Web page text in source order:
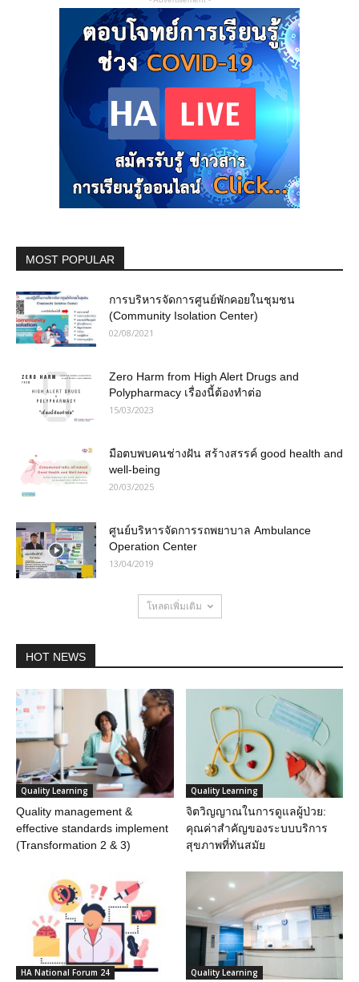
MOST POPULAR
การบริหารจัดการศูนย์พักคอยในชุมชน
(Community Isolation Center)
02/08/2021
Zero Harm from High Alert Drugs and
Polypharmacy เรื่องนี้ต้องทำต่อ
15/03/2023
มือตบพบคนช่างฝัน สร้างสรรค์ good health and
well-being
20/03/2025
ศูนย์บริหารจัดการรถพยาบาล Ambulance
Operation Center
13/04/2019
โหลดเพิ่มเติม
HOT NEWS
Quality Learning
Quality management &
effective standards implement
(Transformation 2 & 3)
Quality Learning
จิตวิญญาณในการดูแลผู้ป่วย:
คุณค่าสำคัญของระบบบริการ
สุขภาพที่ทันสมัย
HA National Forum 24 Quality Learning